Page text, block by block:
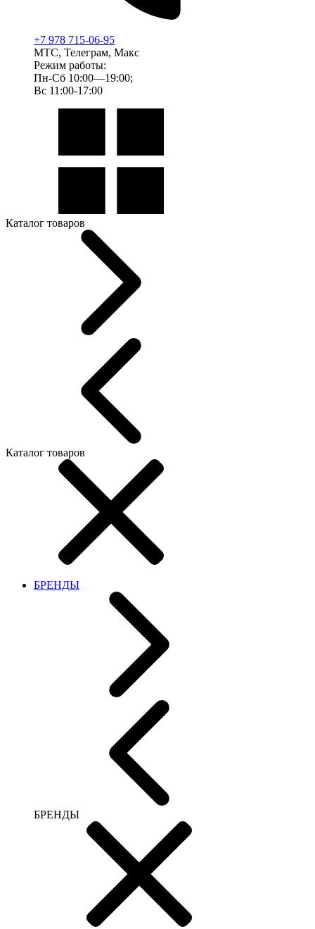
+7 978 715-06-95
МТС, Телеграм, Макс
Режим работы:
Пн-Сб 10:00—19:00;
Вс 11:00-17:00
Каталог товаров
Каталог товаров
БРЕНДЫ
БРЕНДЫ